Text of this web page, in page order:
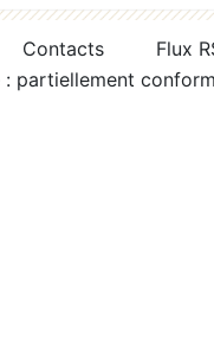
Contacts
Flux
partiellement